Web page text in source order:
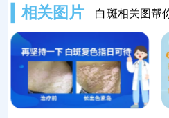
评，更值
相关图片 白斑相关图帮